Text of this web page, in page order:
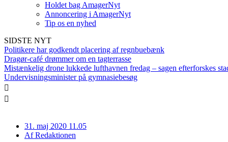
Holdet bag AmagerNyt
Annoncering i AmagerNyt
Tip os en nyhed
SIDSTE NYT
Politikere har godkendt placering af regnbuebænk
Dragør-café drømmer om en tagterrasse
Mistænkelig drone lukkede lufthavnen fredag – sagen efterforskes
Undervisningsminister på gymnasiebesøg
31. maj 2020 11.05
AfRedaktionen